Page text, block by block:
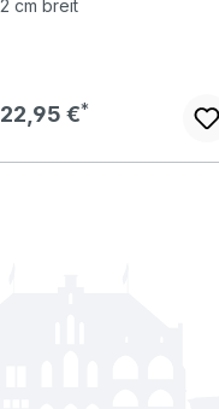
2 cm breit
Regulärer Preis:
22,95 €